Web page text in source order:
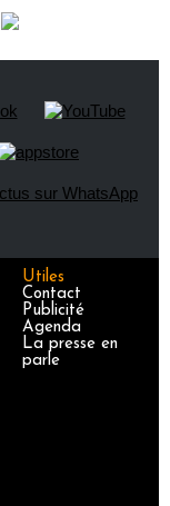
Utiles
Contact
Publicité
Agenda
La presse en
parle